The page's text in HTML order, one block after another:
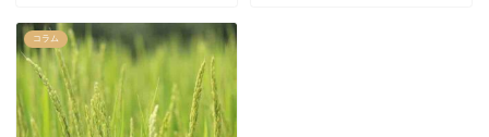
コラム